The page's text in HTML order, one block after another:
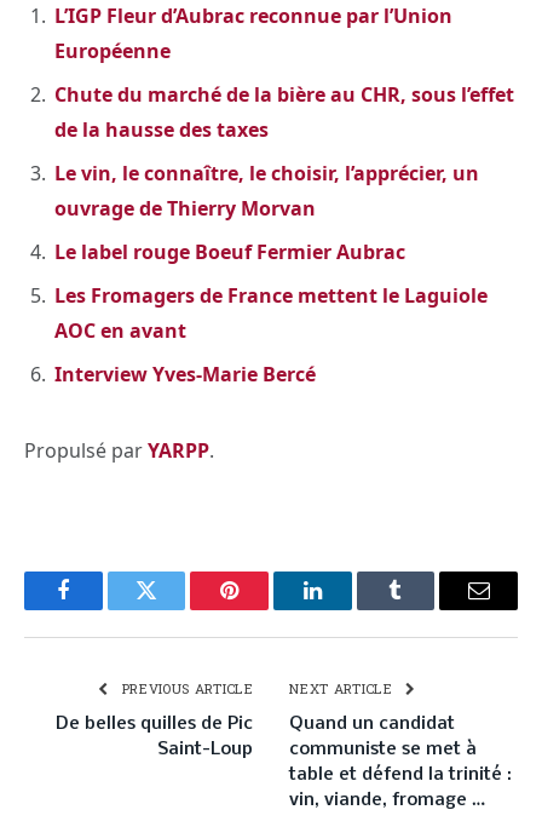
L’IGP Fleur d’Aubrac reconnue par l’Union
Européenne
Chute du marché de la bière au CHR, sous l’effet
de la hausse des taxes
Le vin, le connaître, le choisir, l’apprécier, un
ouvrage de Thierry Morvan
Le label rouge Boeuf Fermier Aubrac
Les Fromagers de France mettent le Laguiole
AOC en avant
Interview Yves-Marie Bercé
Propulsé parYARPP.
FacebookTwitter Pinterest LinkedInTumblr Email
PREVIOUS ARTICLE
De belles quilles de Pic
Saint-Loup
NEXT ARTICLE
Quand un candidat
communiste se met à
table et défend la trinité :
vin, viande, fromage …